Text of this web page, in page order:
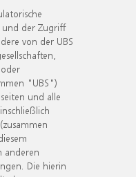
der Zugriff
von der UBS
"UBS")
und alle
anderen
Die hierin